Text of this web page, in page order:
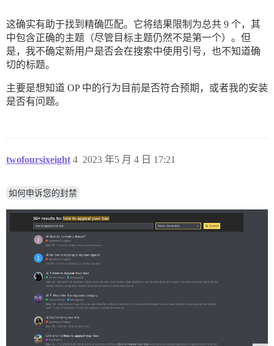
这确实有助于找到精确匹配。它将结果限制为总共 9 个，其
中包含正确的主题（尽管目标主题仍然不是第一个）。但
是，我不确定新用户是否会在搜索中使用引号，也不知道确
切的标题。
主要是想知道 OP 中的行为目前是否符合预期，或者我的安装
是否有问题。
twofoursixeight 2023 年5 月 4 日 17:21
4
如何申诉您的封禁